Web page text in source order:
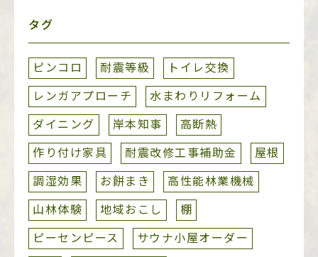
タグ
ピンコロ 耐震等級
トイレ交換
レンガアプローチ
水まわりリフォーム
ダイニング
岸本知事
高断熱
作り付け家具
耐震改修工事補助金
屋根
調湿効果
お餅まき
高性能林業機械
山林体験
地域おこし
棚
ピーセンピース
サウナ小屋オーダー